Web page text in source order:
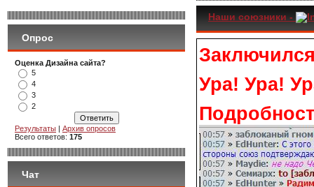
Опрос
Оценка Дизайна сайта?
5
4
3
2
Результаты | Архив опросов
Всего ответов: 175
Чат
Наши союзники -
Ура! Ура!